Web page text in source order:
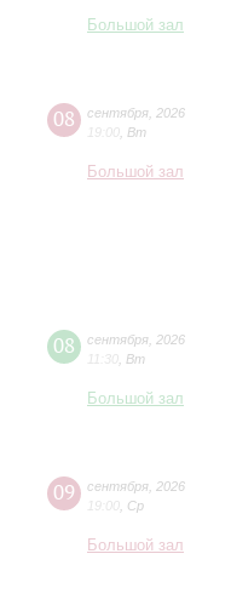
Большой зал
08 сентября 2026
19:00 Вт
Большой зал
08 сентября 2026
11:30 Вт
Большой зал
09 сентября 2026
19:00 Ср
Большой зал